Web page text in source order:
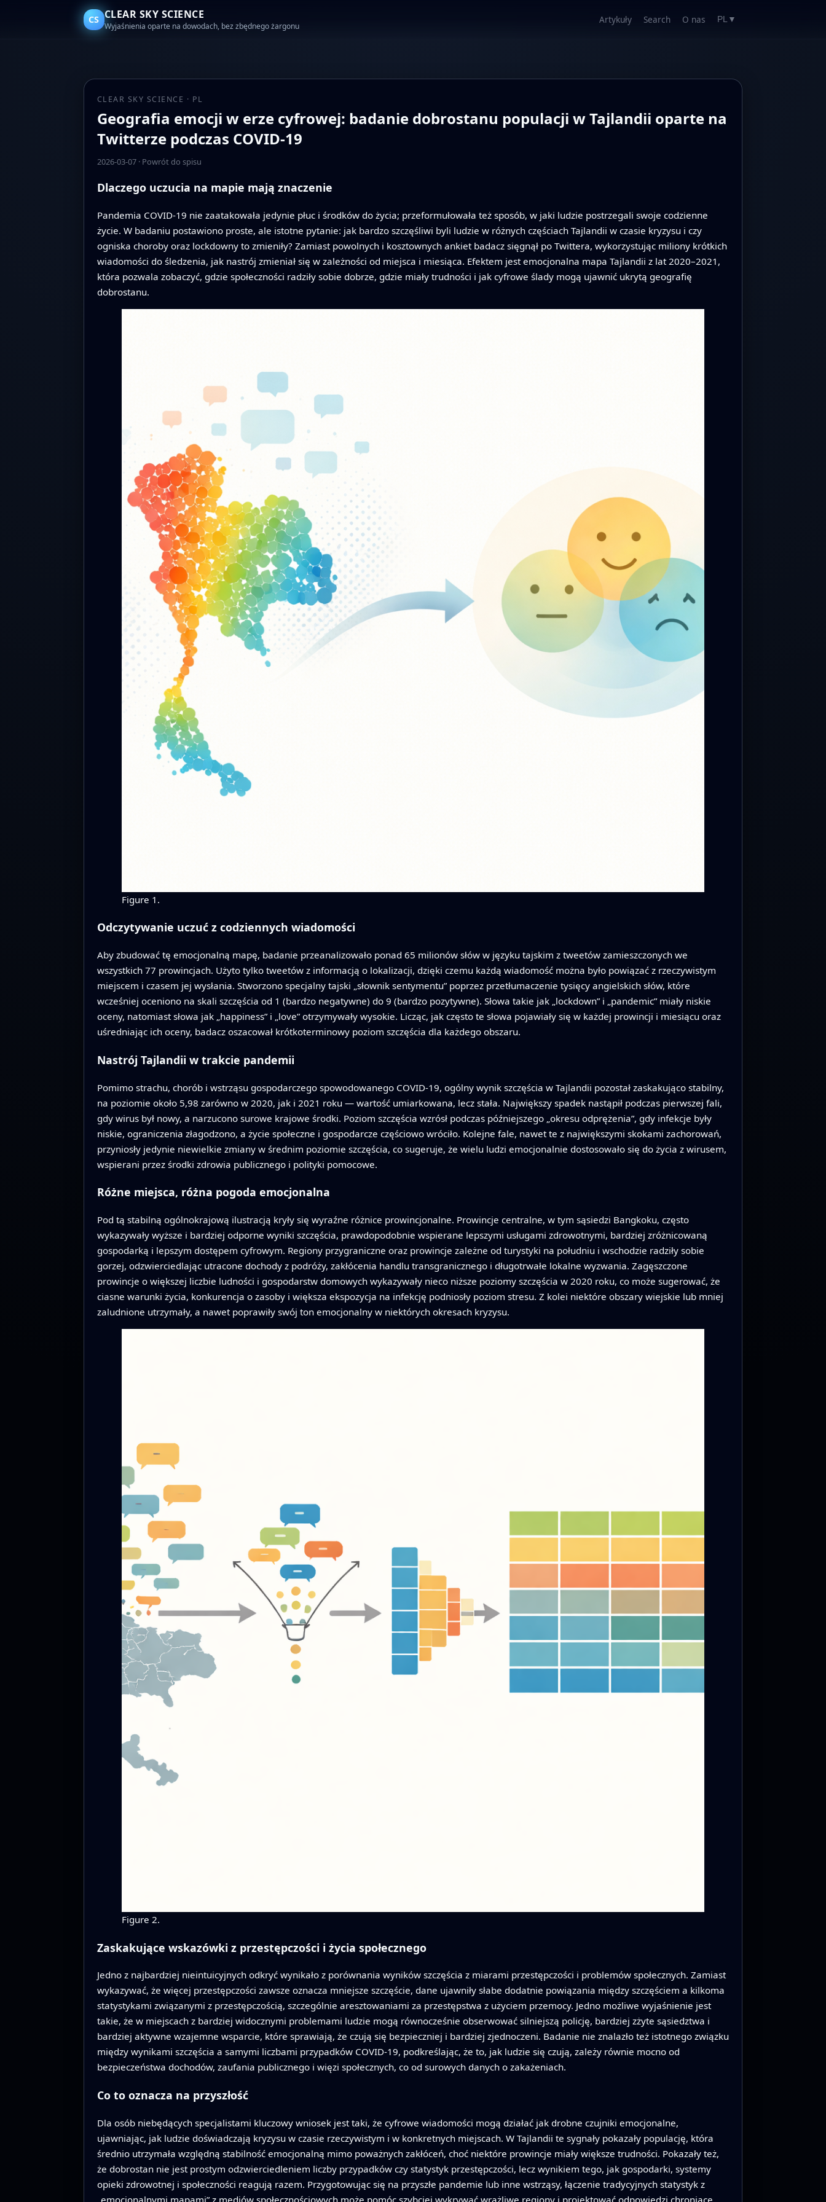
CS CLEAR SKY SCIENCE
Wyjaśnienia oparte na dowodach, bez zbędnego żargonu
Artykuły Search O nas PL ▼
CLEAR SKY SCIENCE · PL
Geografia emocji w erze cyfrowej: badanie dobrostanu populacji w Tajlandii oparte na
Twitterze podczas COVID-19
2026-03-07· Powrót do spisu
Dlaczego uczucia na mapie mają znaczenie
Pandemia COVID-19 nie zaatakowała jedynie płuc i środków do życia; przeformułowała też sposób, w jaki ludzie postrzegali swoje codzienne
życie. W badaniu postawiono proste, ale istotne pytanie: jak bardzo szczęśliwi byli ludzie w różnych częściach Tajlandii w czasie kryzysu i czy
ogniska choroby oraz lockdowny to zmieniły? Zamiast powolnych i kosztownych ankiet badacz sięgnął po Twittera, wykorzystując miliony krótkich
wiadomości do śledzenia, jak nastrój zmieniał się w zależności od miejsca i miesiąca. Efektem jest emocjonalna mapa Tajlandii z lat 2020–2021,
która pozwala zobaczyć, gdzie społeczności radziły sobie dobrze, gdzie miały trudności i jak cyfrowe ślady mogą ujawnić ukrytą geografię
dobrostanu.
Figure 1.
Odczytywanie uczuć z codziennych wiadomości
Aby zbudować tę emocjonalną mapę, badanie przeanalizowało ponad 65 milionów słów w języku tajskim z tweetów zamieszczonych we
wszystkich 77 prowincjach. Użyto tylko tweetów z informacją o lokalizacji, dzięki czemu każdą wiadomość można było powiązać z rzeczywistym
miejscem i czasem jej wysłania. Stworzono specjalny tajski „słownik sentymentu” poprzez przetłumaczenie tysięcy angielskich słów, które
wcześniej oceniono na skali szczęścia od 1 (bardzo negatywne) do 9 (bardzo pozytywne). Słowa takie jak „lockdown” i „pandemic” miały niskie
oceny, natomiast słowa jak „happiness” i „love” otrzymywały wysokie. Licząc, jak często te słowa pojawiały się w każdej prowincji i miesiącu oraz
uśredniając ich oceny, badacz oszacował krótkoterminowy poziom szczęścia dla każdego obszaru.
Nastrój Tajlandii w trakcie pandemii
Pomimo strachu, chorób i wstrząsu gospodarczego spowodowanego COVID-19, ogólny wynik szczęścia w Tajlandii pozostał zaskakująco stabilny,
na poziomie około 5,98 zarówno w 2020, jak i 2021 roku — wartość umiarkowana, lecz stała. Największy spadek nastąpił podczas pierwszej fali,
gdy wirus był nowy, a narzucono surowe krajowe środki. Poziom szczęścia wzrósł podczas późniejszego „okresu odprężenia”, gdy infekcje były
niskie, ograniczenia złagodzono, a życie społeczne i gospodarcze częściowo wróciło. Kolejne fale, nawet te z największymi skokami zachorowań,
przyniosły jedynie niewielkie zmiany w średnim poziomie szczęścia, co sugeruje, że wielu ludzi emocjonalnie dostosowało się do życia z wirusem,
wspierani przez środki zdrowia publicznego i polityki pomocowe.
Różne miejsca, różna pogoda emocjonalna
Pod tą stabilną ogólnokrajową ilustracją kryły się wyraźne różnice prowincjonalne. Prowincje centralne, w tym sąsiedzi Bangkoku, często
wykazywały wyższe i bardziej odporne wyniki szczęścia, prawdopodobnie wspierane lepszymi usługami zdrowotnymi, bardziej zróżnicowaną
gospodarką i lepszym dostępem cyfrowym. Regiony przygraniczne oraz prowincje zależne od turystyki na południu i wschodzie radziły sobie
gorzej, odzwierciedlając utracone dochody z podróży, zakłócenia handlu transgranicznego i długotrwałe lokalne wyzwania. Zagęszczone
prowincje o większej liczbie ludności i gospodarstw domowych wykazywały nieco niższe poziomy szczęścia w 2020 roku, co może sugerować, że
ciasne warunki życia, konkurencja o zasoby i większa ekspozycja na infekcję podniosły poziom stresu. Z kolei niektóre obszary wiejskie lub mniej
zaludnione utrzymały, a nawet poprawiły swój ton emocjonalny w niektórych okresach kryzysu.
Figure 2.
Zaskakujące wskazówki z przestępczości i życia społecznego
Jedno z najbardziej nieintuicyjnych odkryć wynikało z porównania wyników szczęścia z miarami przestępczości i problemów społecznych. Zamiast
wykazywać, że więcej przestępczości zawsze oznacza mniejsze szczęście, dane ujawniły słabe dodatnie powiązania między szczęściem a kilkoma
statystykami związanymi z przestępczością, szczególnie aresztowaniami za przestępstwa z użyciem przemocy. Jedno możliwe wyjaśnienie jest
takie, że w miejscach z bardziej widocznymi problemami ludzie mogą równocześnie obserwować silniejszą policję, bardziej zżyte sąsiedztwa i
bardziej aktywne wzajemne wsparcie, które sprawiają, że czują się bezpieczniej i bardziej zjednoczeni. Badanie nie znalazło też istotnego związku
między wynikami szczęścia a samymi liczbami przypadków COVID-19, podkreślając, że to, jak ludzie się czują, zależy równie mocno od
bezpieczeństwa dochodów, zaufania publicznego i więzi społecznych, co od surowych danych o zakażeniach.
Co to oznacza na przyszłość
Dla osób niebędących specjalistami kluczowy wniosek jest taki, że cyfrowe wiadomości mogą działać jak drobne czujniki emocjonalne,
ujawniając, jak ludzie doświadczają kryzysu w czasie rzeczywistym i w konkretnych miejscach. W Tajlandii te sygnały pokazały populację, która
średnio utrzymała względną stabilność emocjonalną mimo poważnych zakłóceń, choć niektóre prowincje miały większe trudności. Pokazały też,
że dobrostan nie jest prostym odzwierciedleniem liczby przypadków czy statystyk przestępczości, lecz wynikiem tego, jak gospodarki, systemy
opieki zdrowotnej i społeczności reagują razem. Przygotowując się na przyszłe pandemie lub inne wstrząsy, łączenie tradycyjnych statystyk z
„emocjonalnymi mapami” z mediów społecznościowych może pomóc szybciej wykrywać wrażliwe regiony i projektować odpowiedzi chroniące